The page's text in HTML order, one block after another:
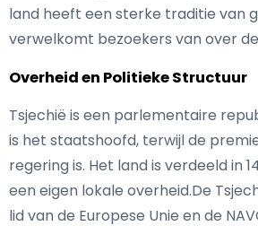
land heeft een sterke traditie van
verwelkomt bezoekers van over
Overheid en Politieke Structuur
Tsjechië is een parlementaire
is het staatshoofd, terwijl de
regering is. Het land is verdeeld in
een eigen lokale overheid.De
lid van de Europese Unie en de